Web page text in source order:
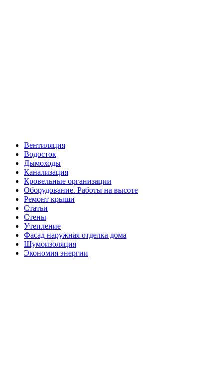
Вентиляция
Водосток
Дымоходы
Канализация
Кровельные организации
Оборудование. Работы на высоте
Ремонт крыши
Статьи
Стены
Утепление
Фасад наружная отделка дома
Шумоизоляция
Экономия энергии